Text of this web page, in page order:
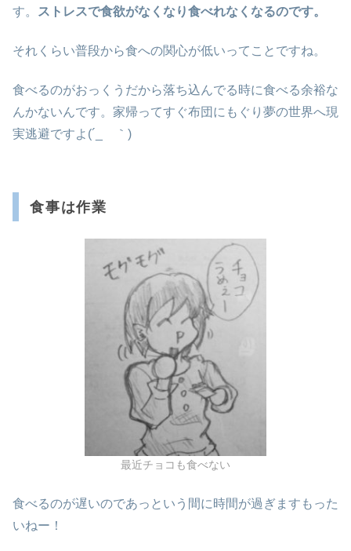
す。
ストレスで食欲がなくなり食べれなくなるのです。
それくらい普段から食への関心が低いってことですね。
食べるのがおっくうだから落ち込んでる時に食べる余裕な
んかないんです。家帰ってすぐ布団にもぐり夢の世界へ現
実逃避ですよ(´_ゝ｀)
食事は作業
最近チョコも食べない
食べるのが遅いのであっという間に時間が過ぎますもった
いねー！